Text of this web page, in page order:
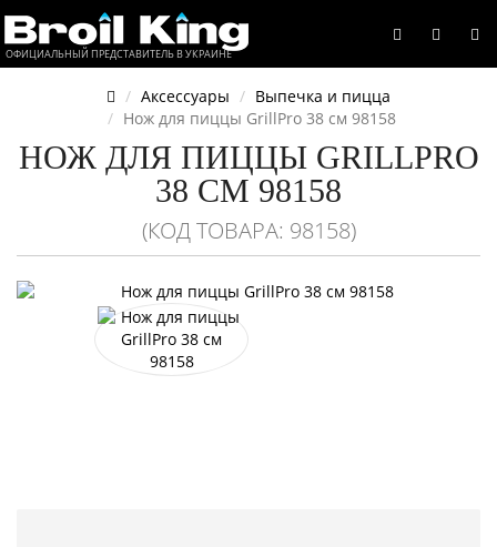
ОФИЦИАЛЬНЫЙ ПРЕДСТАВИТЕЛЬ В УКРАИНЕ
Аксессуары
Выпечка и пицца
Нож для пиццы GrillPro 38 см 98158
НОЖ ДЛЯ ПИЦЦЫ GRILLPRO
38 СМ 98158
(КОД ТОВАРА: 98158)